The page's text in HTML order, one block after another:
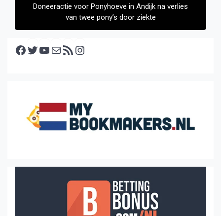
Doneeractie voor Ponyhoeve in Andijk na verlies
van twee pony’s door ziekte
Facebook Twitter YouTube E-mail RSS feed